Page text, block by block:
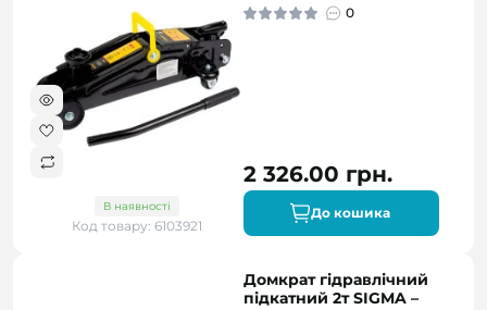
В наявності
Код товару: 6103921
0
2 326.00 грн.
До кошика
Домкрат гідравлічний
підкатний 2т SIGMA –